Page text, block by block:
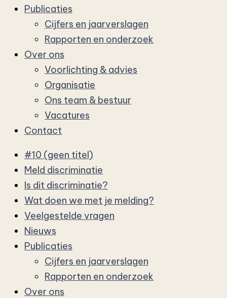
Publicaties
Cijfers en jaarverslagen
Rapporten en onderzoek
Over ons
Voorlichting & advies
Organisatie
Ons team & bestuur
Vacatures
Contact
#10 (geen titel)
Meld discriminatie
Is dit discriminatie?
Wat doen we met je melding?
Veelgestelde vragen
Nieuws
Publicaties
Cijfers en jaarverslagen
Rapporten en onderzoek
Over ons